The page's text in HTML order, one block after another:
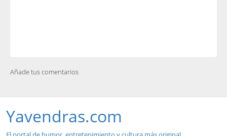
Añade tus comentarios
Yavendras.com